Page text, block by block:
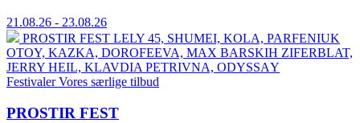
21.08.26 - 23.08.26
PROSTIR FEST ⁠LELY 45, ⁠SHUMEI,⁠ ⁠KOLA, ⁠⁠PARFENIUK
OTOY, KAZKA, DOROFEEVA, MAX BARSKIH ⁠ZIFERBLAT,
⁠JERRY HEIL, ⁠⁠KLAVDIA PETRIVNA, ⁠ODYSSАY
Festivaler Vores særlige tilbud
PROSTIR FEST